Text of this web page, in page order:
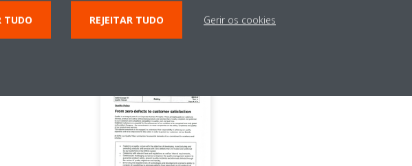
da certificação ISO9001.
TUDO REJEITAR TUDO Gerir os cookies